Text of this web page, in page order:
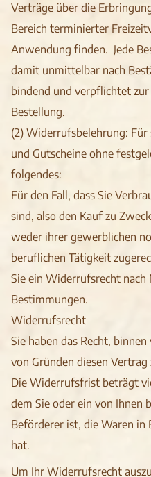
Verträge über die
Bereich terminierter
Anwendung finden. Jede
damit unmittelbar nach
bindend und verpflichtet
Bestellung.
(2) Widerrufsbelehrung:
und Gutscheine ohne
folgendes:
Für den Fall, dass Sie
sind, also den Kauf zu
weder ihrer gewerblichen
beruflichen Tätigkeit
Sie ein Widerrufsrecht
Bestimmungen.
Widerrufsrecht
Sie haben das Recht,
von Gründen diesen
Die Widerrufsfrist beträgt
dem Sie oder ein von Ihnen
Beförderer ist, die Waren in
hat.
Um Ihr Widerrufsrecht